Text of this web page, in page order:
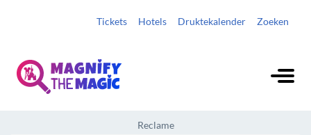
Tickets Hotels Druktekalender Zoeken
Reclame